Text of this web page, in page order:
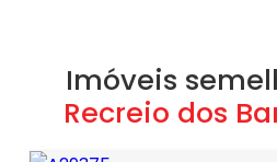
Imóveis
Recreio dos